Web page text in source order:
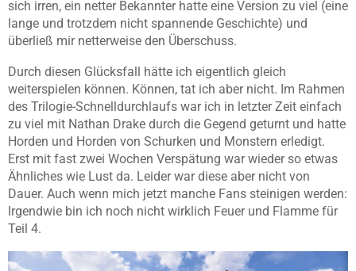
sich irren, ein netter Bekannter hatte eine Version zu viel (eine
lange und trotzdem nicht spannende Geschichte) und
überließ mir netterweise den Überschuss.
Durch diesen Glücksfall hätte ich eigentlich gleich
weiterspielen können. Können, tat ich aber nicht. Im Rahmen
des Trilogie-Schnelldurchlaufs war ich in letzter Zeit einfach
zu viel mit Nathan Drake durch die Gegend geturnt und hatte
Horden und Horden von Schurken und Monstern erledigt.
Erst mit fast zwei Wochen Verspätung war wieder so etwas
Ähnliches wie Lust da. Leider war diese aber nicht von
Dauer. Auch wenn mich jetzt manche Fans steinigen werden:
Irgendwie bin ich noch nicht wirklich Feuer und Flamme für
Teil 4.